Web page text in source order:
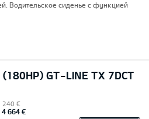
Водительское сиденье с функцией
(180HP) GT-LINE TX 7DCT
240 €
4 664 €